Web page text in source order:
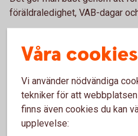
föräldraledighet, VAB-dagar
Om den ena
med barnen länge
Den som i större utsträckning
har inte bara en lägre lön
förutsättning att spara för sin
Våra
Vi använder nödvändiga
tekniker för att
finns även cookies du kan
upplevelse: